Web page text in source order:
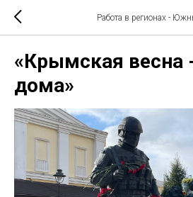
Работа в регионах -
«Крымская весна
дома»